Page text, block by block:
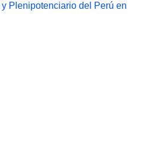
Plenipotenciario del Perú en